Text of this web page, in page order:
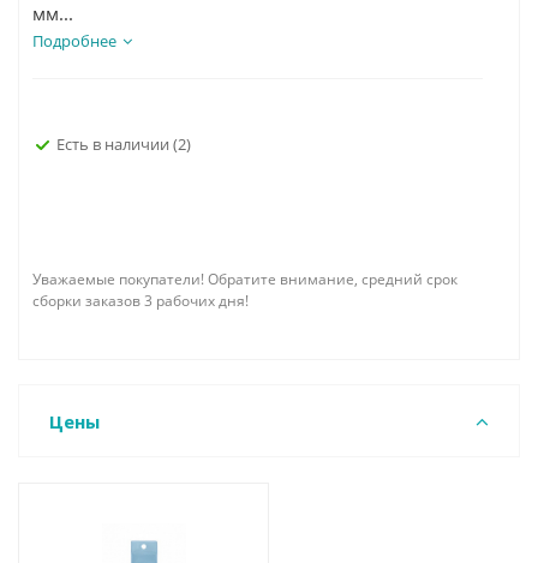
мм...
Подробнее
Есть в наличии (2)
Уважаемые покупатели! Обратите внимание, средний срок
сборки заказов 3 рабочих дня!
Цены